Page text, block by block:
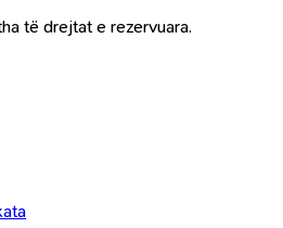
të drejtat e rezervuara.